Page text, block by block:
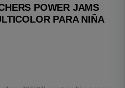
POWER JAMS
PARA NIÑA